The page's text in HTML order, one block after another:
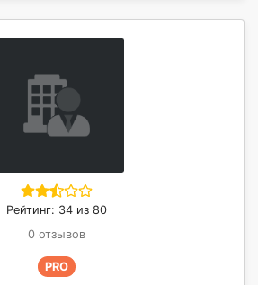
Рейтинг: 34 из 80
0 отзывов
PRO